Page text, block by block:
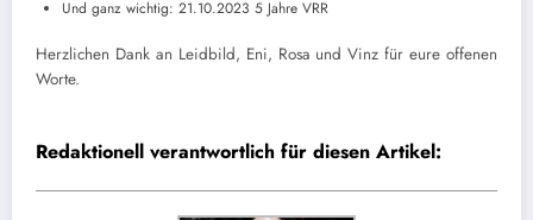
Und ganz wichtig: 21.10.2023 5 Jahre VRR
Herzlichen Dank an Leidbild, Eni, Rosa und Vinz für eure offenen
Worte.
Redaktionell verantwortlich für diesen Artikel: